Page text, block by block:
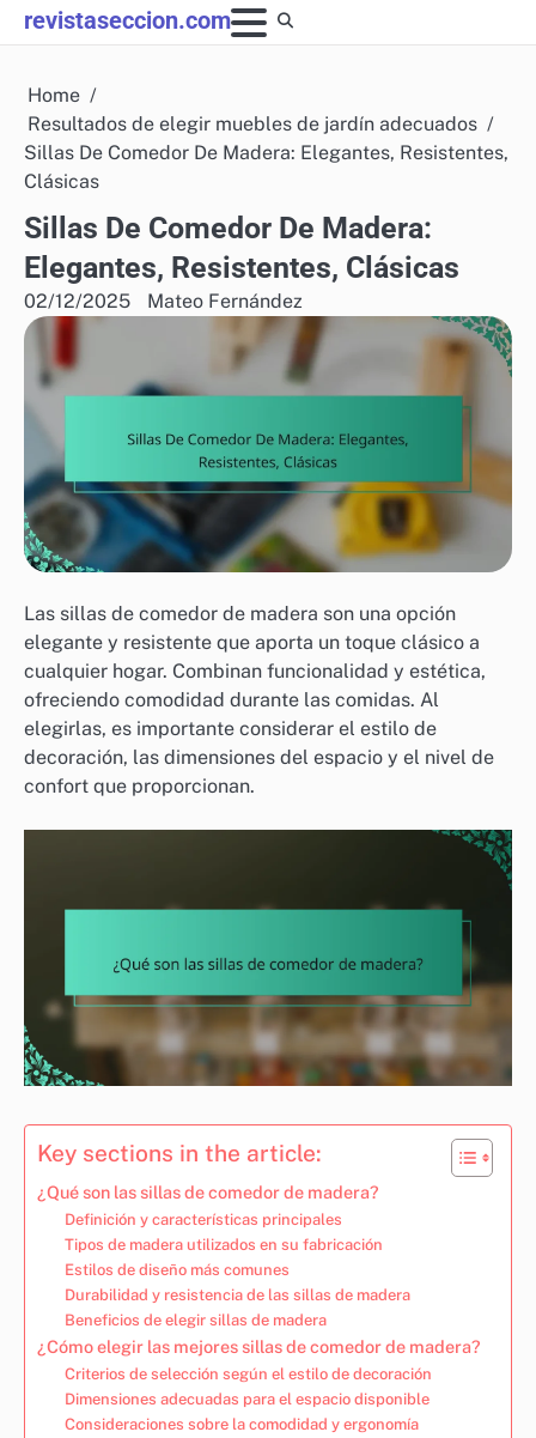
Skip
to
revistaseccion.com
Home
Resultados de elegir muebles de jardín adecuados
Sillas De Comedor De Madera: Elegantes, Resistentes,
Clásicas
Sillas De Comedor De Madera:
Elegantes, Resistentes, Clásicas
02/12/2025 Mateo Fernández
Las sillas de comedor de madera son una opción
elegante y resistente que aporta un toque clásico a
cualquier hogar. Combinan funcionalidad y estética,
ofreciendo comodidad durante las comidas. Al
elegirlas, es importante considerar el estilo de
decoración, las dimensiones del espacio y el nivel de
confort que proporcionan.
Key sections in the article:
¿Qué son las sillas de comedor de madera?
Definición y características principales
Tipos de madera utilizados en su fabricación
Estilos de diseño más comunes
Durabilidad y resistencia de las sillas de madera
Beneficios de elegir sillas de madera
¿Cómo elegir las mejores sillas de comedor de madera?
Criterios de selección según el estilo de decoración
Dimensiones adecuadas para el espacio disponible
Consideraciones sobre la comodidad y ergonomía